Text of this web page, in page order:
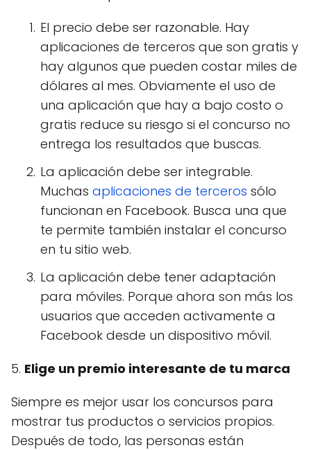
El precio debe ser razonable. Hay
aplicaciones de terceros que son gratis y
hay algunos que pueden costar miles de
dólares al mes. Obviamente el uso de
una aplicación que hay a bajo costo o
gratis reduce su riesgo si el concurso no
entrega los resultados que buscas.
La aplicación debe ser integrable.
Muchas aplicaciones de terceros sólo
funcionan en Facebook. Busca una que
te permite también instalar el concurso
en tu sitio web.
La aplicación debe tener adaptación
para móviles. Porque ahora son más los
usuarios que acceden activamente a
Facebook desde un dispositivo móvil.
5. Elige un premio interesante de tu marca
Siempre es mejor usar los concursos para
mostrar tus productos o servicios propios.
Después de todo, las personas están